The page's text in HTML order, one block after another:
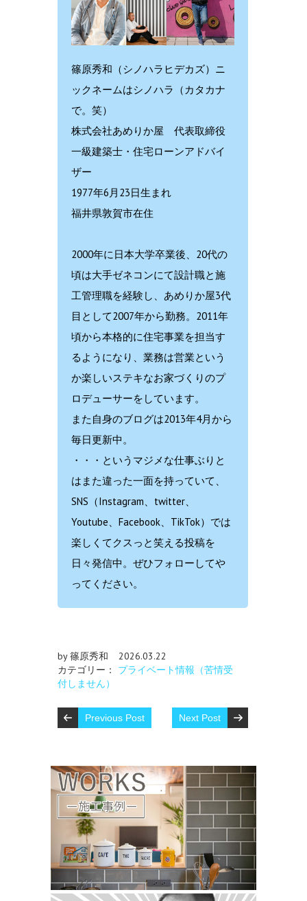
篠原秀和（シノハラヒデカズ）ニ
ックネームはシノハラ（カタカナ
で。笑）
株式会社あめりか屋 代表取締役
一級建築士・住宅ローンアドバイ
ザー
1977年6月23日生まれ
福井県敦賀市在住
2000年に日本大学卒業後、20代の
頃は大手ゼネコンにて設計職と施
工管理職を経験し、あめりか屋3代
目として2007年から勤務。2011年
頃から本格的に住宅事業を担当す
るようになり、業務は営業という
か楽しいステキなお家づくりのプ
ロデューサーをしています。
また自身のブログは2013年4月から
毎日更新中。
・・・というマジメな仕事ぶりと
はまた違った一面を持っていて、
SNS（Instagram、twitter、
Youtube、Facebook、TikTok）では
楽しくてクスっと笑える投稿を
日々発信中。ぜひフォローしてや
ってください。
by 篠原秀和
2026.03.22
カテゴリー： プライベート情報（苦情受
付しません）
Previous Post Next Post